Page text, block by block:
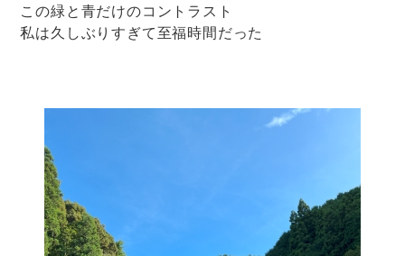
この緑と青だけのコントラスト
私は久しぶりすぎて至福時間だった